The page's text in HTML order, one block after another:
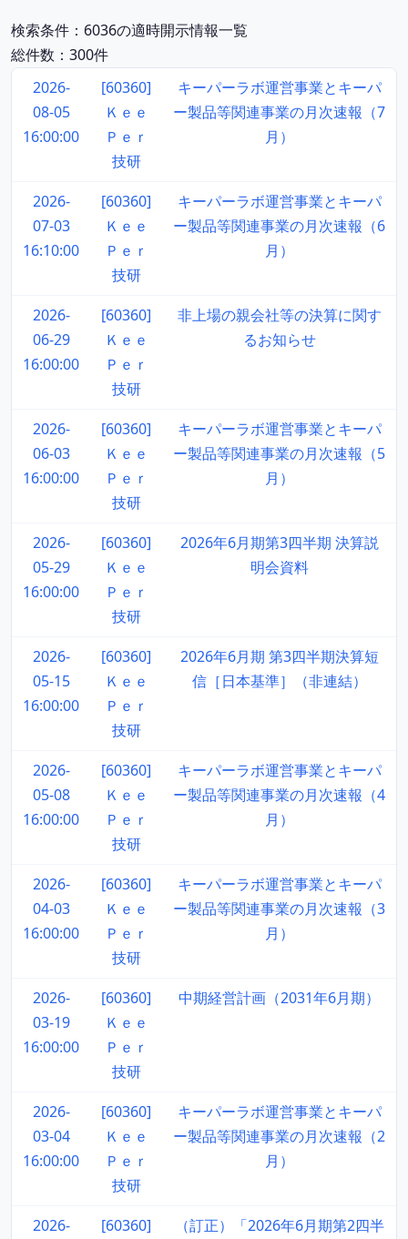
検索条件：6036の適時開示情報一覧
総件数：300件
2026-
08-05
16:00:00
[60360]
Ｋｅｅ
Ｐｅｒ
技研
キーパーラボ運営事業とキーパ
ー製品等関連事業の月次速報（7
月）
2026-
07-03
16:10:00
[60360]
Ｋｅｅ
Ｐｅｒ
技研
キーパーラボ運営事業とキーパ
ー製品等関連事業の月次速報（6
月）
2026-
06-29
16:00:00
[60360]
Ｋｅｅ
Ｐｅｒ
技研
非上場の親会社等の決算に関す
るお知らせ
2026-
06-03
16:00:00
[60360]
Ｋｅｅ
Ｐｅｒ
技研
キーパーラボ運営事業とキーパ
ー製品等関連事業の月次速報（5
月）
2026-
05-29
16:00:00
[60360]
Ｋｅｅ
Ｐｅｒ
技研
2026年6月期第3四半期 決算説
明会資料
2026-
05-15
16:00:00
[60360]
Ｋｅｅ
Ｐｅｒ
技研
2026年6月期 第3四半期決算短
信［日本基準］（非連結）
2026-
05-08
16:00:00
[60360]
Ｋｅｅ
Ｐｅｒ
技研
キーパーラボ運営事業とキーパ
ー製品等関連事業の月次速報（4
月）
2026-
04-03
16:00:00
[60360]
Ｋｅｅ
Ｐｅｒ
技研
キーパーラボ運営事業とキーパ
ー製品等関連事業の月次速報（3
月）
2026-
03-19
16:00:00
[60360]
Ｋｅｅ
Ｐｅｒ
技研
中期経営計画（2031年6月期）
2026-
03-04
16:00:00
[60360]
Ｋｅｅ
Ｐｅｒ
技研
キーパーラボ運営事業とキーパ
ー製品等関連事業の月次速報（2
月）
2026-
[60360]
（訂正）「2026年6月期第2四半